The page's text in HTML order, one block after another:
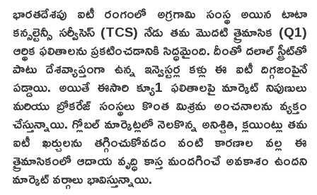
భారతదేశపు ఐటీ రంగంలో అగ్రగామి సంస్థ అయిన టాటా
కన్సల్టెన్సీ సర్వీసెస్ (TCS) నేడు తమ మొదటి త్రైమాసిక (Q1)
ఆర్థిక ఫలితాలను ప్రకటించడానికి సిద్ధమైంది. దీంతో దలాల్ స్ట్రీట్‌తో
పాటు దేశవ్యాప్తంగా ఉన్న ఇన్వెస్టర్ల కళ్లు ఈ ఐటీ దిగ్గజంపైనే
పడ్డాయి. అయితే ఈసారి క్యూ1 ఫలితాలపై మార్కెట్ నిపుణులు
మరియు బ్రోకరేజ్ సంస్థలు కొంత మిశ్రమ అంచనాలను వ్యక్తం
చేస్తున్నాయి. గ్లోబల్ మార్కెట్లలో నెలకొన్న అనిశ్చితి, క్లయింట్లు తమ
ఐటీ ఖర్చులను తగ్గించుకోవడం వంటి కారణాల వల్ల ఈ
త్రైమాసికంలో ఆదాయ వృద్ధి కాస్త మందగించే అవకాశం ఉందని
మార్కెట్ వర్గాలు భావిస్తున్నాయి.